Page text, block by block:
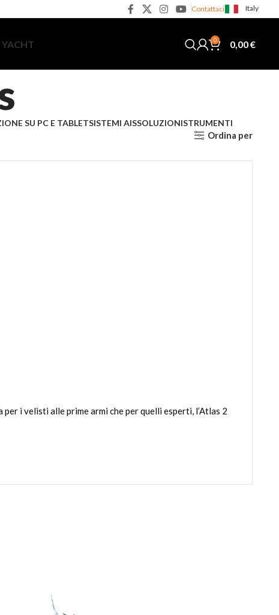
Contattaci Italy
0 0,00€
SU PC E TABLETSISTEMI AISSOLUZIONISTRUMENTI
Ordina per
i velisti alle prime armi che per quelli esperti, l’Atlas 2